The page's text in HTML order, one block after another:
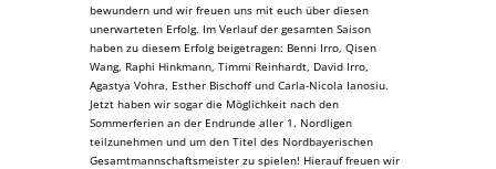
bewundern und wir freuen uns mit euch über diesen
unerwarteten Erfolg. Im Verlauf der gesamten Saison
haben zu diesem Erfolg beigetragen: Benni Irro, Qisen
Wang, Raphi Hinkmann, Timmi Reinhardt, David Irro,
Agastya Vohra, Esther Bischoff und Carla-Nicola Ianosiu.
Jetzt haben wir sogar die Möglichkeit nach den
Sommerferien an der Endrunde aller 1. Nordligen
teilzunehmen und um den Titel des Nordbayerischen
Gesamtmannschaftsmeister zu spielen! Hierauf freuen wir